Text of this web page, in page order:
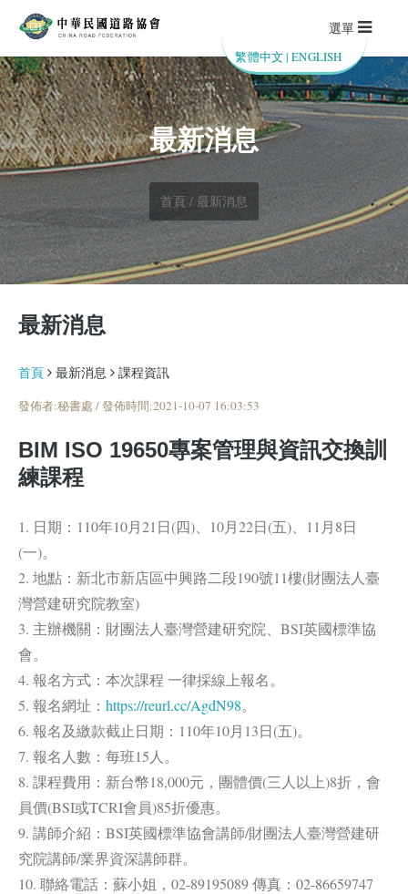
繁體中文 |ENGLISH
選單
最新消息
首頁 / 最新消息
最新消息
首頁 最新消息 課程資訊
發佈者:秘書處 / 發佈時間:2021-10-07 16:03:53
BIM ISO 19650專案管理與資訊交換訓
練課程
1. 日期：110年10月21日(四)、10月22日(五)、11月8日
(一)。
2. 地點：新北市新店區中興路二段190號11樓(財團法人臺
灣營建研究院教室)
3. 主辦機關：財團法人臺灣營建研究院、BSI英國標準協
會。
4. 報名方式：本次課程 一律採線上報名。
5. 報名網址： https://reurl.cc/AgdN98。
6. 報名及繳款截止日期：110年10月13日(五)。
7. 報名人數：每班15人。
8. 課程費用：新台幣18,000元，團體價(三人以上)8折，會
員價(BSI或TCRI會員)85折優惠。
9. 講師介紹：BSI英國標準協會講師/財團法人臺灣營建研
究院講師/業界資深講師群。
10. 聯絡電話：蘇小姐，02-89195089 傳真：02-86659747